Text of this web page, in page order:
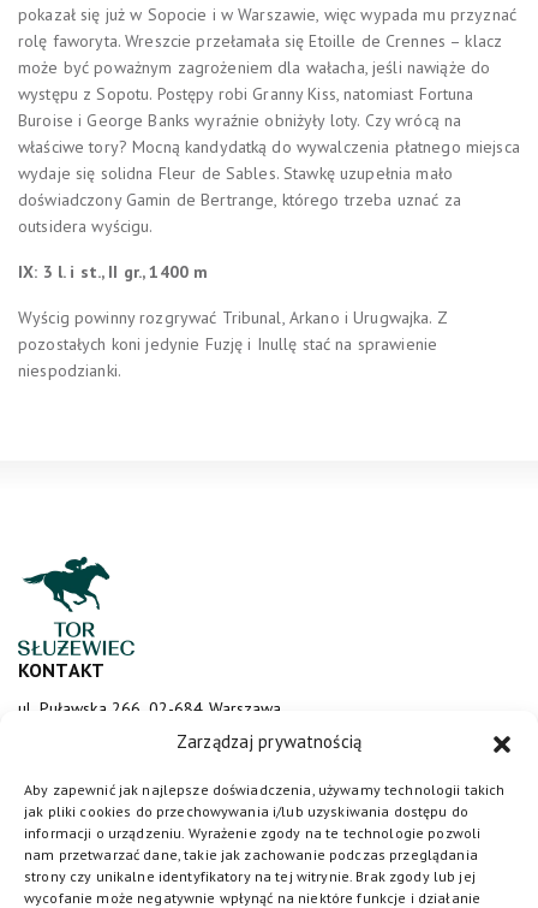
Zarządzaj prywatnością
Aby zapewnić jak najlepsze doświadczenia, używamy technologii takich
jak pliki cookies do przechowywania i/lub uzyskiwania dostępu do
informacji o urządzeniu. Wyrażenie zgody na te technologie pozwoli
nam przetwarzać dane, takie jak zachowanie podczas przeglądania
strony czy unikalne identyfikatory na tej witrynie. Brak zgody lub jej
wycofanie może negatywnie wpłynąć na niektóre funkcje i działanie
pokazał się już w Sopocie i w Warszawie, więc wypada mu przyznać
rolę faworyta. Wreszcie przełamała się Etoille de Crennes – klacz
może być poważnym zagrożeniem dla wałacha, jeśli nawiąże do
występu z Sopotu. Postępy robi Granny Kiss, natomiast Fortuna
Buroise i George Banks wyraźnie obniżyły loty. Czy wrócą na
właściwe tory? Mocną kandydatką do wywalczenia płatnego miejsca
wydaje się solidna Fleur de Sables. Stawkę uzupełnia mało
doświadczony Gamin de Bertrange, którego trzeba uznać za
outsidera wyścigu.
IX: 3 l. i st., II gr., 1400 m
Wyścig powinny rozgrywać Tribunal, Arkano i Urugwajka. Z
pozostałych koni jedynie Fuzję i Inullę stać na sprawienie
niespodzianki.
KONTAKT
ul. Puławska 266, 02-684 Warszawa
sluzewiec@totalizator.pl
KONTAKT DLA MEDIÓW
media@torsluzewiec.pl